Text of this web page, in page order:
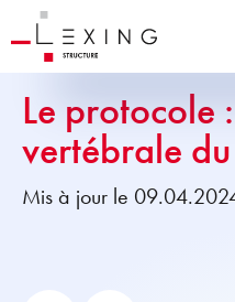
Le protocole
vertébrale
Mis à jour le